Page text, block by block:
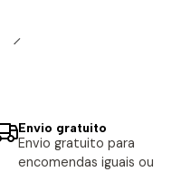
Envio gratuito
Envio gratuito para
encomendas iguais ou